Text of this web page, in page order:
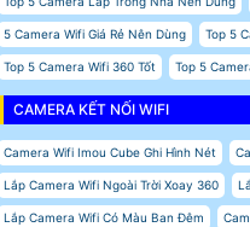
5 Camera Wifi Giá Rẻ Nên Dùng Top 5
Top 5 Camera Wifi 360 Tốt Top 5
CAMERA KẾT NỐI WIFI
Camera Wifi Imou Cube Ghi Hình Nét
Lắp Camera Wifi Ngoài Trời Xoay 360
Lắp Camera Wifi Có Màu Ban Đêm